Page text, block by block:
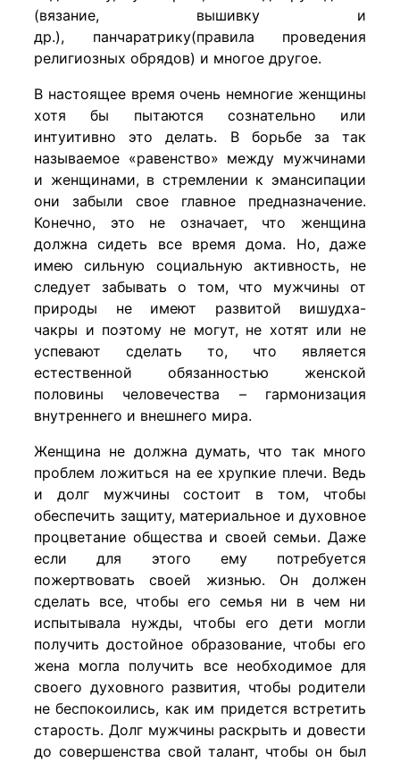
(вязание, вышивку и
др.), панчаратрику(правила проведения
религиозных обрядов) и многое другое.
В настоящее время очень немногие женщины
хотя бы пытаются сознательно или
интуитивно это делать. В борьбе за так
называемое «равенство» между мужчинами
и женщинами, в стремлении к эмансипации
они забыли свое главное предназначение.
Конечно, это не означает, что женщина
должна сидеть все время дома. Но, даже
имею сильную социальную активность, не
следует забывать о том, что мужчины от
природы не имеют развитой вишудха-
чакры и поэтому не могут, не хотят или не
успевают сделать то, что является
естественной обязанностью женской
половины человечества – гармонизация
внутреннего и внешнего мира.
Женщина не должна думать, что так много
проблем ложиться на ее хрупкие плечи. Ведь
и долг мужчины состоит в том, чтобы
обеспечить защиту, материальное и духовное
процветание общества и своей семьи. Даже
если для этого ему потребуется
пожертвовать своей жизнью. Он должен
сделать все, чтобы его семья ни в чем ни
испытывала нужды, чтобы его дети могли
получить достойное образование, чтобы его
жена могла получить все необходимое для
своего духовного развития, чтобы родители
не беспокоились, как им придется встретить
старость. Долг мужчины раскрыть и довести
до совершенства свой талант, чтобы он был